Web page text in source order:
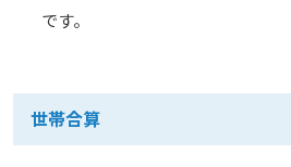
です。
世帯合算